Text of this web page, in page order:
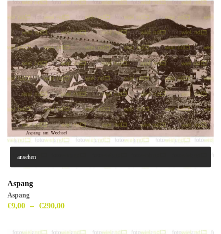
ansehen
Aspang
Aspang
€9,00 – €290,00